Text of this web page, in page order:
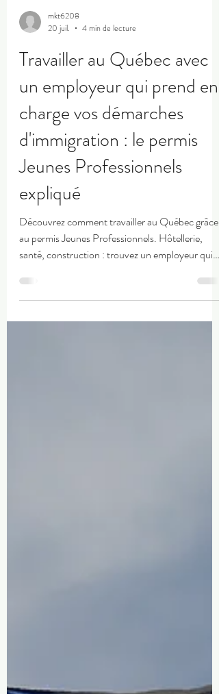
mkt6208
20 juil.
4 min de lecture
Travailler au Québec avec
un employeur qui prend en
charge vos démarches
d'immigration : le permis
Jeunes Professionnels
expliqué
Découvrez comment travailler au Québec grâce
au permis Jeunes Professionnels. Hôtellerie,
opportunités de carrière au Québec.